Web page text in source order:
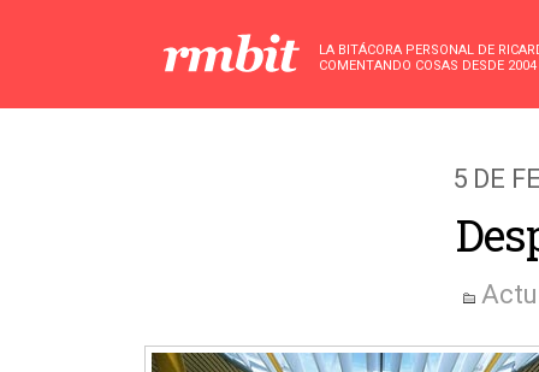
LA BITÁCORA PERSONAL DE
COMENTANDO COSAS DESDE 2004
5 DE